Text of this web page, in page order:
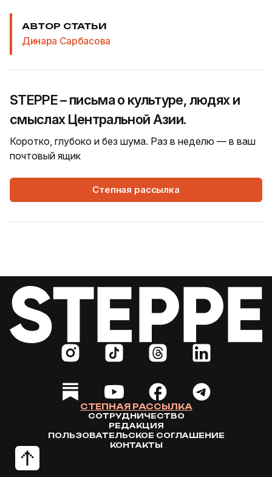
АВТОР СТАТЬИ
Динара Сарбасова
STEPPE – письма о культуре, людях и
смыслах Центральной Азии.
Коротко, глубоко и без шума. Раз в неделю — в ваш
почтовый ящик
Степная рассылка
СТЕПНАЯ РАССЫЛКА
СОТРУДНИЧЕСТВО
РЕДАКЦИЯ
ПОЛЬЗОВАТЕЛЬСКОЕ СОГЛАШЕНИЕ
КОНТАКТЫ